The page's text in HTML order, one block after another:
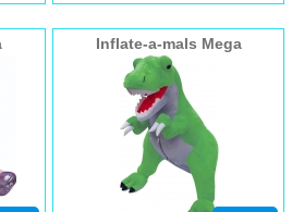
Inflate-a-mals Mega
opblaas Dino 150cm